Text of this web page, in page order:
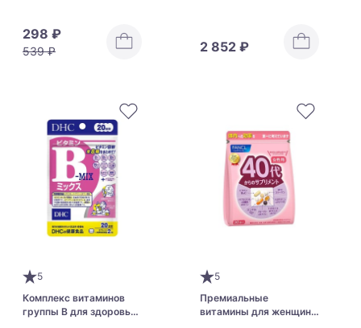
298 ₽
539 ₽ 2 852 ₽
5
Комплекс витаминов
группы B для здоровья
5
Премиальные
витамины для женщин